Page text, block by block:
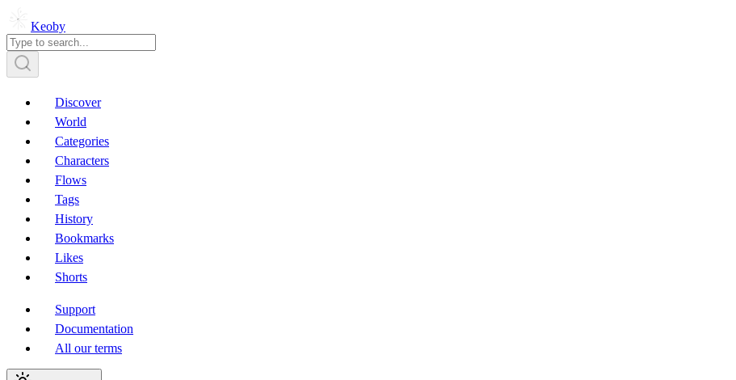
Keoby
Discover
World
Categories
Characters
Flows
Tags
History
Bookmarks
Likes
Shorts
Support
Documentation
All our terms